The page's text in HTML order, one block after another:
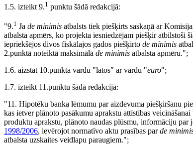
1.5. izteikt 9.1 punktu šādā redakcijā:
"9.1 Ja de minimis atbalsts tiek piešķirts saskaņā ar
atbalsta apmērs, ko projekta iesniedzējam piešķir atbilstoši
iepriekšējos divos fiskālajos gados piešķirto de minimis
2.punktā noteiktā maksimālā de minimis atbalsta apmēru.";
1.6. aizstāt 10.punktā vārdu "latos" ar vārdu "euro";
1.7. izteikt 11.punktu šādā redakcijā:
"11. Hipotēku banka lēmumu par aizdevuma piešķiršanu
kas ietver plānoto pasākumu aprakstu attīstības
produktu aprakstu, plānoto naudas plūsmu, informāciju
1998/2006, ievērojot normatīvo aktu prasības parde
atbalsta uzskaites veidlapu paraugiem.";